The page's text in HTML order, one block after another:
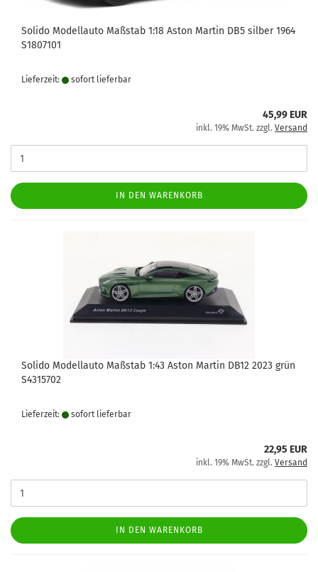
Solido Modellauto Maßstab 1:18 Aston Martin DB5 silber 1964
S1807101
Lieferzeit: sofort lie­fer­bar
45,99 EUR
inkl. 19% MwSt. zzgl. Versand
IN DEN WARENKORB
Solido Modellauto Maßstab 1:43 Aston Martin DB12 2023 grün
S4315702
Lieferzeit: sofort lie­fer­bar
22,95 EUR
inkl. 19% MwSt. zzgl. Versand
IN DEN WARENKORB